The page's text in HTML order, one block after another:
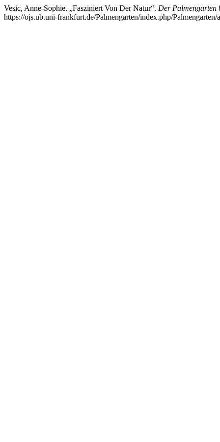
Vesic, Anne-Sophie. „Fasziniert Von Der Natur“. Der Palmengarten
https://ojs.ub.uni-frankfurt.de/Palmengarten/index.php/